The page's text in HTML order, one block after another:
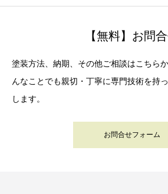
【無料】お問
塗装方法、納期、その他ご相談はこちら
んなことでも親切・丁寧に専門技術を持
します。
お問合せフォーム